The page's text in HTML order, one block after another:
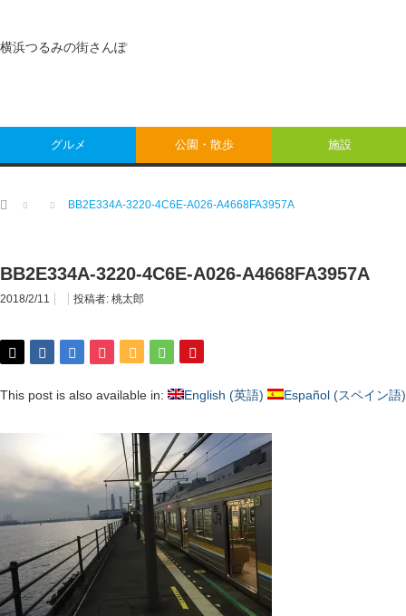
横浜つるみの街さんぽ
グルメ 公園・散歩 施設
ホーム BB2E334A-3220-4C6E-A026-A4668FA3957A
BB2E334A-3220-4C6E-A026-A4668FA3957A
2018/2/11 投稿者: 桃太郎
This post is also available in: English (英語) Español (スペイン語)